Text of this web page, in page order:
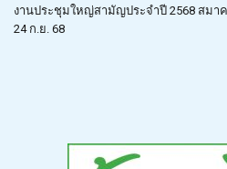
งานประชุมใหญ่สามัญประจำปี 2568 สมา
24 ก.ย. 68